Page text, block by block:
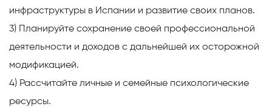
инфраструктуры в Испании и развитие своих планов.
3) Планируйте сохранение своей профессиональной
деятельности и доходов с дальнейшей их осторожной
модификацией.
4) Рассчитайте личные и семейные психологические
ресурсы.